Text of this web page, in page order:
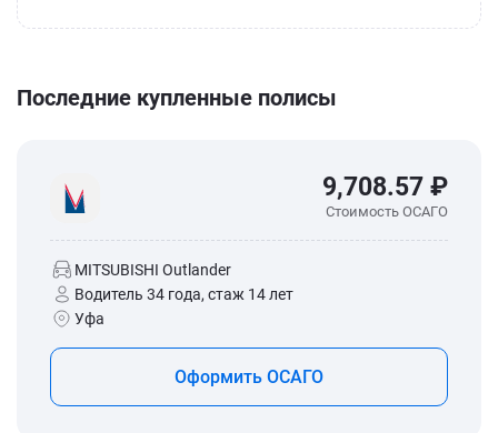
Последние купленные полисы
9,708.57 ₽
Стоимость ОСАГО
MITSUBISHI Outlander
Водитель 34 года, стаж 14 лет
Уфа
Оформить ОСАГО